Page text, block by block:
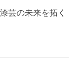
漆芸の未来を拓く